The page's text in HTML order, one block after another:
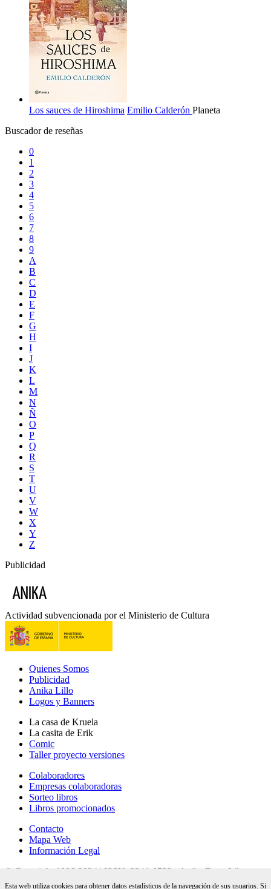
Los sauces de Hiroshima Emilio Calderón Planeta
Buscador de reseñas
0
1
2
3
4
5
6
7
8
9
A
B
C
D
E
F
G
H
I
J
K
L
M
N
Ñ
O
P
Q
R
S
T
U
V
W
X
Y
Z
Publicidad
Actividad subvencionada por el Ministerio de Cultura
Quienes Somos
Publicidad
Anika Lillo
Logos y Banners
La casa de Kruela
La casita de Erik
Comic
Taller proyecto versiones
Colaboradores
Empresas colaboradoras
Sorteo libros
Libros promocionados
Contacto
Mapa Web
Información Legal
© Copyright 1996-2024 | ISSN: 2341-0523 - Anika Entre Libros
revista digital de literatura - 28 años online |
Esta web utiliza cookies para obtener datos estadísticos de la navegación de sus usuarios. Si